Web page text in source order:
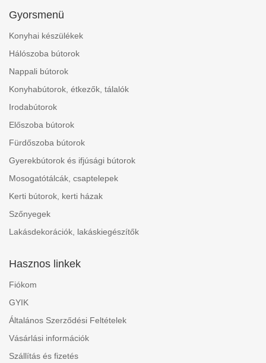
Gyorsmenü
Konyhai készülékek
Hálószoba bútorok
Nappali bútorok
Konyhabútorok, étkezők, tálalók
Irodabútorok
Előszoba bútorok
Fürdőszoba bútorok
Gyerekbútorok és ifjúsági bútorok
Mosogatótálcák, csaptelepek
Kerti bútorok, kerti házak
Szőnyegek
Lakásdekorációk, lakáskiegészítők
Hasznos linkek
Fiókom
GYIK
Általános Szerződési Feltételek
Vásárlási információk
Szállítás és fizetés